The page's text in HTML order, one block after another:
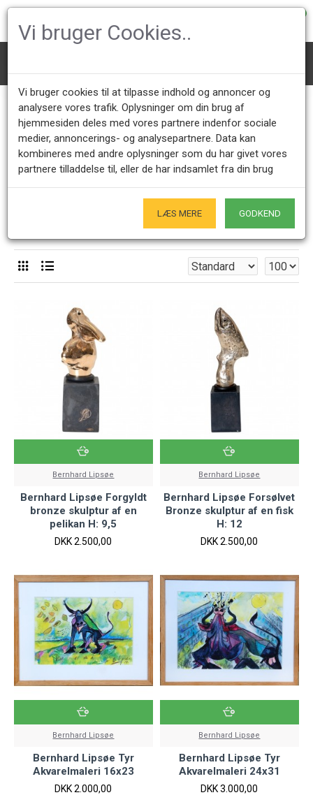
Bernhard Lipsøe
Kundeservice +45 28491875
Mandag - Fredag 9.00 - 17.00
Åbningstider showroom
Kun på forudgående aftale - Hverdage
Kun Originale varer
Bernhard Lipsøe
Bernhard Lipsøe Forgyldt
bronze skulptur af en
pelikan H: 9,5
DKK 2.500,00
Bernhard Lipsøe
Bernhard Lipsøe Forsølvet
Bronze skulptur af en fisk
H: 12
DKK 2.500,00
Bernhard Lipsøe
Bernhard Lipsøe Tyr
Akvarelmaleri 16x23
DKK 2.000,00
Bernhard Lipsøe
Bernhard Lipsøe Tyr
Akvarelmaleri 24x31
DKK 3.000,00
Vi bruger Cookies..
Vi bruger cookies til at tilpasse indhold og annoncer og
analysere vores trafik. Oplysninger om din brug af
hjemmesiden deles med vores partnere indenfor sociale
medier, annoncerings- og analysepartnere. Data kan
kombineres med andre oplysninger som du har givet vores
partnere tilladdelse til, eller de har indsamlet fra din brug
LÆS MERE GODKEND